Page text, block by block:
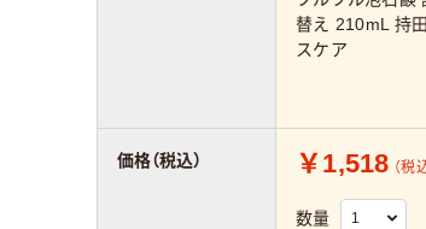
替え 210mL 持
スケア
￥1,518 （税
数量
価格（税込）